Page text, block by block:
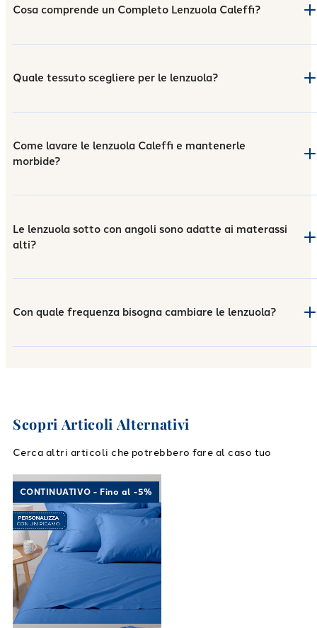
Cosa comprende un Completo Lenzuola Caleffi?
Quale tessuto scegliere per le lenzuola?
Come lavare le lenzuola Caleffi e mantenerle
morbide?
Le lenzuola sotto con angoli sono adatte ai materassi
alti?
Con quale frequenza bisogna cambiare le lenzuola?
Scopri Articoli Alternativi
Cerca altri articoli che potrebbero fare al caso tuo
Link to "Completo Lenzuola Cotone tinta
CONTINUATIVO - Fino al -5%